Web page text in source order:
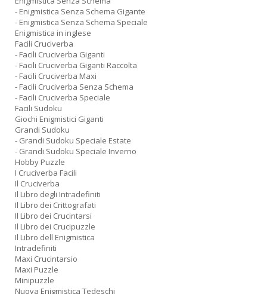
- Enigmistica Senza Schema Gigante
- Enigmistica Senza Schema Speciale
Enigmistica in inglese
Facili Cruciverba
- Facili Cruciverba Giganti
- Facili Cruciverba Giganti Raccolta
- Facili Cruciverba Maxi
- Facili Cruciverba Senza Schema
- Facili Cruciverba Speciale
Facili Sudoku
Giochi Enigmistici Giganti
Grandi Sudoku
- Grandi Sudoku Speciale Estate
- Grandi Sudoku Speciale Inverno
Hobby Puzzle
I Cruciverba Facili
Il Cruciverba
Il Libro degli Intradefiniti
Il Libro dei Crittografati
Il Libro dei Crucintarsi
Il Libro dei Crucipuzzle
Il Libro dell Enigmistica
Intradefiniti
Maxi Crucintarsio
Maxi Puzzle
Minipuzzle
Nuova Enigmistica Tedeschi